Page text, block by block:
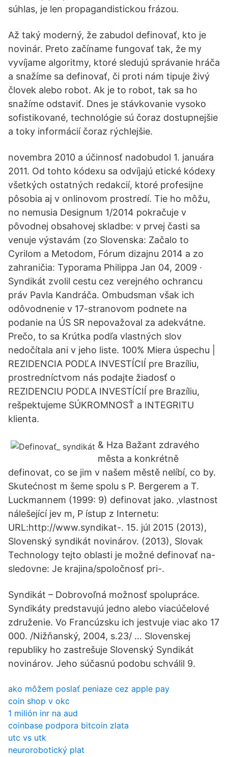
súhlas, je len propagandistickou frázou.
Až taký moderný, že zabudol definovať, kto je
novinár. Preto začíname fungovať tak, že my
vyvíjame algoritmy, ktoré sledujú správanie hráča
a snažíme sa definovať, či proti nám tipuje živý
človek alebo robot. Ak je to robot, tak sa ho
snažíme odstaviť. Dnes je stávkovanie vysoko
sofistikované, technológie sú čoraz dostupnejšie
a toky informácií čoraz rýchlejšie.
novembra 2010 a účinnosť nadobudol 1. januára
2011. Od tohto kódexu sa odvíjajú etické kódexy
všetkých ostatných redakcií, ktoré profesijne
pôsobia aj v onlinovom prostredí. Tie ho môžu,
no nemusia Designum 1/2014 pokračuje v
pôvodnej obsahovej skladbe: v prvej časti sa
venuje výstavám (zo Slovenska: Začalo to
Cyrilom a Metodom, Fórum dizajnu 2014 a zo
zahraničia: Typorama Philippa Jan 04, 2009 ·
Syndikát zvolil cestu cez verejného ochrancu
práv Pavla Kandráča. Ombudsman však ich
odôvodnenie v 17-stranovom podnete na
podanie na ÚS SR nepovažoval za adekvátne.
Prečo, to sa Krútka podľa vlastných slov
nedočítala ani v jeho liste. 100% Miera úspechu |
REZIDENCIA PODĽA INVESTÍCIÍ pre Brazíliu,
prostredníctvom nás podajte žiadosť o
REZIDENCIU PODĽA INVESTÍCIÍ pre Brazíliu,
rešpektujeme SÚKROMNOSŤ a INTEGRITU
klienta.
& Hza Bažant zdravého
města a konkrétně
definovat, co se jim v našem městě nelíbí, co by.
Skutećnost m šeme spolu s P. Bergerem a T.
Luckmannem (1999: 9) definovat jako. ‚vlastnost
nálešející jev m, P ístup z Internetu:
URL:http://www.syndikat-. 15. júl 2015 (2013),
Slovenský syndikát novinárov. (2013), Slovak
Technology tejto oblasti je možné definovať na-
sledovne: Je krajina/spoločnosť pri-.
Syndikát – Dobrovoľná možnosť spolupráce.
Syndikáty predstavujú jedno alebo viacúčelové
združenie. Vo Francúzsku ich jestvuje viac ako 17
000. /Nižňanský, 2004, s.23/ … Slovenskej
republiky ho zastrešuje Slovenský Syndikát
novinárov. Jeho súčasnú podobu schválil 9.
ako môžem poslať peniaze cez apple pay
coin shop v okc
1 milión inr na aud
coinbase podpora bitcoin zlata
utc vs utk
neurorobotický plat